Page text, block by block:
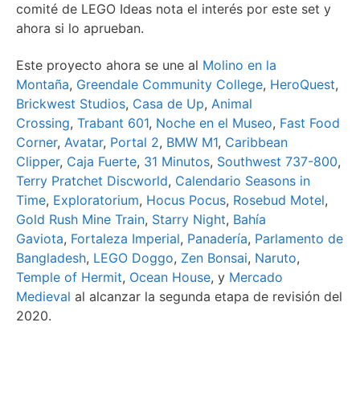
comité de LEGO Ideas nota el interés por este set y
ahora si lo aprueban.
Este proyecto ahora se une al Molino en la
Montaña, Greendale Community College, HeroQuest,
Brickwest Studios, Casa de Up, Animal
Crossing, Trabant 601, Noche en el Museo, Fast Food
Corner, Avatar, Portal 2, BMW M1, Caribbean
Clipper, Caja Fuerte, 31 Minutos, Southwest 737-800,
Terry Pratchet Discworld, Calendario Seasons in
Time, Exploratorium, Hocus Pocus, Rosebud Motel,
Gold Rush Mine Train, Starry Night, Bahía
Gaviota, Fortaleza Imperial, Panadería, Parlamento de
Bangladesh, LEGO Doggo, Zen Bonsai, Naruto,
Temple of Hermit, Ocean House, y Mercado
Medieval al alcanzar la segunda etapa de revisión del
2020.